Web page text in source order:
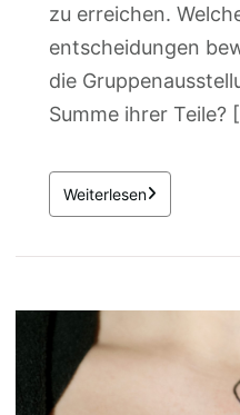
zu erreichen.
entscheidungen
die
Summe ihrer Teile?
Weiterlesen